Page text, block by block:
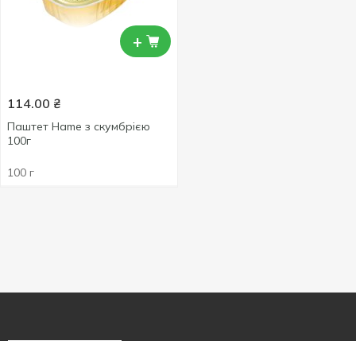
+
114.00 ₴
Паштет Hame з скумбрією
100г
100 г